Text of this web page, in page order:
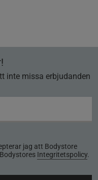
inte missa erbjudanden
jag att Bodystore
Integritetspolicy.